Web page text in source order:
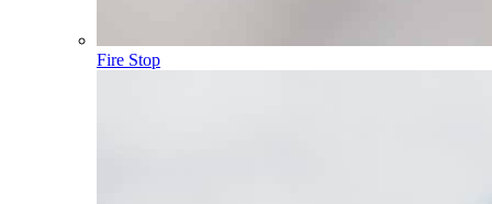
Fire Stop